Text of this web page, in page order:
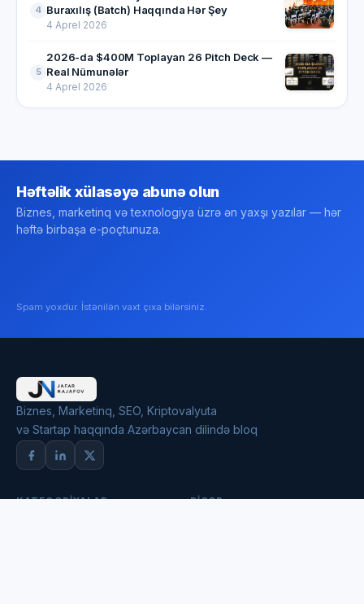
4 Buraxılış (Batch) Haqqında Hər Şey
4 Aprel 2026
5
2026-da $400M Toplayan 26 Pitch Deck —
Real Nümunələr
4 Aprel 2026
Həftəlik xülasəyə abunə olun
Biznes, marketinq və texnologiya üzrə ən yaxşı yazılar — hər
həftə birbaşa e-poçtunuza.
Spam yoxdur. İstənilən vaxt çıxa bilərsiniz.
Biznes, Marketinq, SEO, Kriptovalyuta
və Startap haqqında Azərbaycan dilində bloq
KATEQORIYALAR DIGƏR